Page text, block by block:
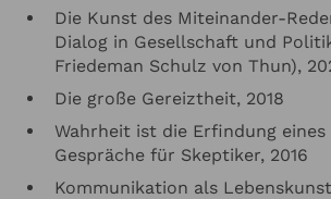
Die Kunst des Miteinander-
Dialog in Gesellschaft und
Friedeman Schulz von Thun),
Die große Gereiztheit, 2018
Wahrheit ist die Erfindung eines
Gespräche für Skeptiker, 2016
Kommunikation als